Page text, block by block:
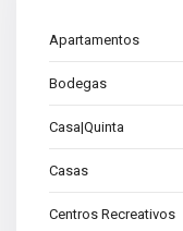
Apartamentos
Bodegas
Casa|Quinta
Casas
Centros Recreativos